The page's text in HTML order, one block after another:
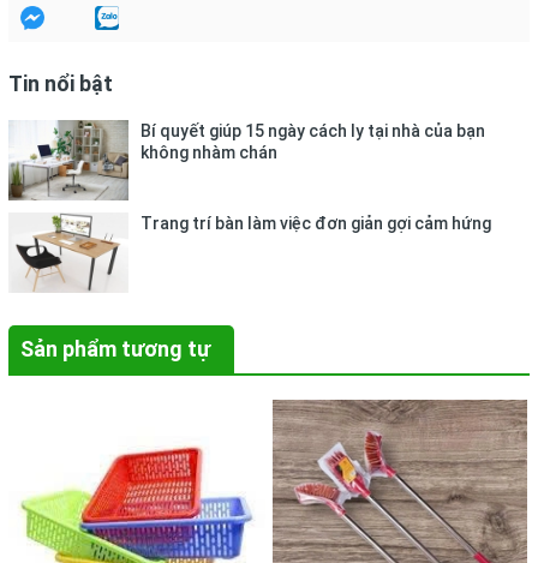
Tin nổi bật
Bí quyết giúp 15 ngày cách ly tại nhà của bạn
không nhàm chán
Trang trí bàn làm việc đơn giản gợi cảm hứng
Sản phẩm tương tự